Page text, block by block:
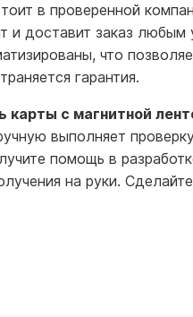
в проверенной
и доставит заказ
что
гарантия.
карты с магнитной
выполняет
помощь в
на руки.